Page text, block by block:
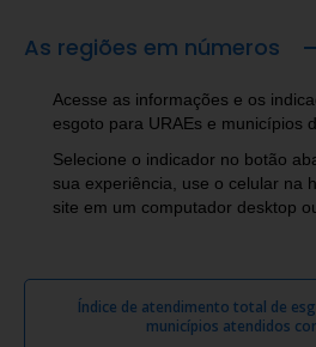
As regiões em números
Acesse as informações e os
esgoto para URAEs e municípios
Selecione o indicador no botão
sua experiência, use o celular na
site em um computador desktop
Índice de atendimento total de
municípios atendidos